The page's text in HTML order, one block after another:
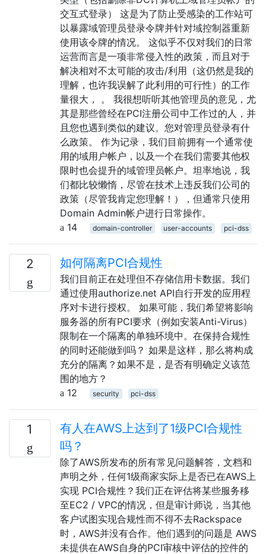
交互式登录） 这是为了防止受感染的工作站可
以暴露域管理员登录令牌并针对域控制器重新
使用该令牌的情况。 这似乎不仅对我们的日常
运营而言是一项非常侵入性的政策，而且对于
解决相对不太可能的攻击/利用（这仍然是我的
理解，也许我误解了此利用的可行性）的工作
量很大， 。 我很想听听其他管理员的意见，尤
其是那些曾经在PCI注册公司中工作过的人，并
且您也遇到类似的建议。您对管理员登录有什
么政策。 作为记录，我们目前拥有一个通常使
用的域用户帐户，以及一个在我们需要其他权
限时也会提升的域管理员帐户。坦率地说，我
们都比较懒惰，尽管在技术上违反我们公司的
政策（尽管我肯定您理解！），但通常只使用
Domain Admin帐户进行日常操作。
14
domain-controller user-accounts pci-dss
2 如何隔离PCI合规性
我们目前正在处理但不存储信用卡数据。我们
通过使用authorize.net API自行开发的应用程
序对卡进行授权。 如果可能，我们希望将影响
服务器的所有PCI要求（例如安装Anti-Virus）
限制在一个隔离的单独环境中。在保持合规性
的同时还能做到吗？ 如果是这样，那么将构成
充分的隔离？如果不是，是否有明确定义该范
围的地方？
12
security pci-dss
1
有人在AWS上达到了1级PCI合规性
吗？
除了AWS所发布的所有常见问题解答，文档和
声明之外，任何1级商家实际上是否已在AWS上
实现 PCI合规性？我们正在评估将某些服务移
至EC2 / VPC的情况，但是审计师说，当其他
客户试图实现合规性而不得不去Rackspace
时，AWS并没有合作。他们遇到的问题是 AWS
未提供在AWS自身的PCI审核中评估的控件的